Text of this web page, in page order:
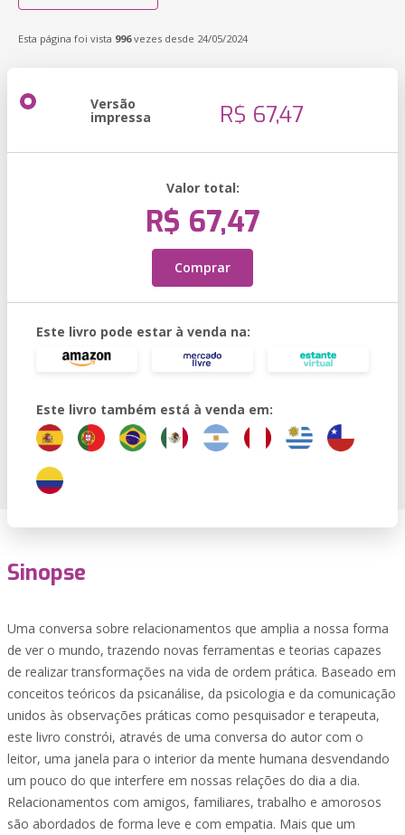
Esta página foi vista 996vezes desde 24/05/2024
Versão
impressa R$ 67,47
Valor total:
R$ 67,47
Comprar
Este livro pode estar à venda na:
Este livro também está à venda em:
Sinopse
Uma conversa sobre relacionamentos que amplia a nossa forma
de ver o mundo, trazendo novas ferramentas e teorias capazes
de realizar transformações na vida de ordem prática. Baseado em
conceitos teóricos da psicanálise, da psicologia e da comunicação
unidos às observações práticas como pesquisador e terapeuta,
este livro constrói, através de uma conversa do autor com o
leitor, uma janela para o interior da mente humana desvendando
um pouco do que interfere em nossas relações do dia a dia.
Relacionamentos com amigos, familiares, trabalho e amorosos
são abordados de forma leve e com empatia. Mais que um